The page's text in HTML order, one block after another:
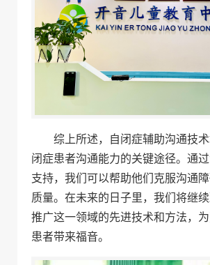
综上所述，自闭症辅助沟通技
闭症患者沟通能力的关键途径。通
支持，我们可以帮助他们克服沟通
质量。在未来的日子里，我们将继
推广这一领域的先进技术和方法，
患者带来福音。